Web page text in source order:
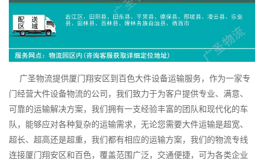
广圣物流提供厦门翔安区到百色大件设备运输服务，作为一家专
门经营大件设备物流的公司，我们致力于为客户提供专业、满意、
可靠的运输解决方案，我们拥有一支经验丰富的团队和现代化的车
队，能够应对各种复杂的运输需求，无论您需要大件运输是超宽、
超长、超高还是超重，我们都有相应的运输方案，我们的物流专线
连接厦门翔安区和百色，覆盖范围广泛，交通便捷，可为各类企业